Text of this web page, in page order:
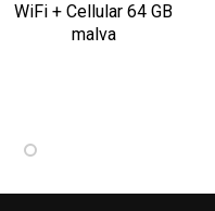
WiFi + Cellular 64 GB
malva